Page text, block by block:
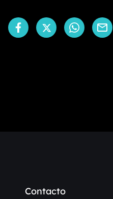
Contacto